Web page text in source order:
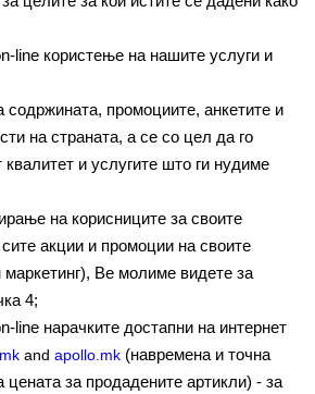
line користење на нашите услуги и
промоциите, анкетите и
на страната, а се со цел да го
квалитет и услугите што ги нудиме
на корисниците за своите
акции и промоции на своите
маркетинг), Ве молиме видете за
4;
line нарачките достапни на интернет
and apollo.mk (навремена и точна
цената за продадените артикли) - за